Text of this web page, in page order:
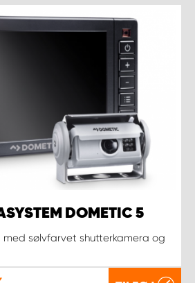
DOMETIC 5
med sølvfarvet shutterkamera og